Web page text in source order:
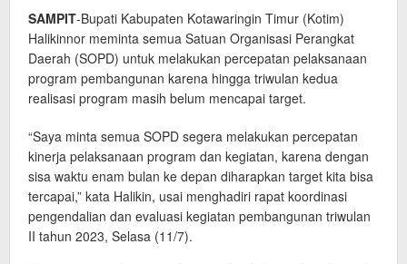
SAMPIT-Bupati Kabupaten Kotawaringin Timur (Kotim)
Halikinnor meminta semua Satuan Organisasi Perangkat
Daerah (SOPD) untuk melakukan percepatan pelaksanaan
program pembangunan karena hingga triwulan kedua
realisasi program masih belum mencapai target.
“Saya minta semua SOPD segera melakukan percepatan
kinerja pelaksanaan program dan kegiatan, karena dengan
sisa waktu enam bulan ke depan diharapkan target kita bisa
tercapai,” kata Halikin, usai menghadiri rapat koordinasi
pengendalian dan evaluasi kegiatan pembangunan triwulan
II tahun 2023, Selasa (11/7).